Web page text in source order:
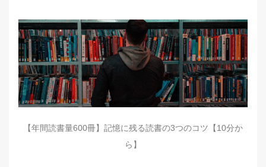
【年間読書量600冊】記憶に残る読書の3つのコツ【10分か
ら】